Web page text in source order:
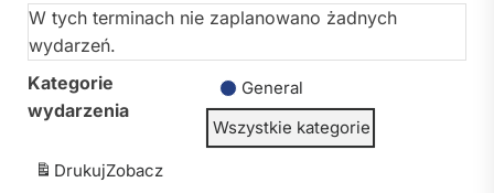
W tych terminach nie zaplanowano żadnych
wydarzeń.
Kategorie
wydarzenia
General
Wszystkie kategorie
DrukujZobacz